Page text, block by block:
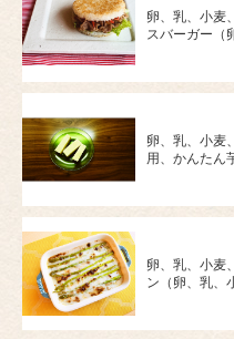
卵、乳、小麦
スバーガー（
卵、乳、小麦
用、かんたん
卵、乳、小麦
ン（卵、乳、